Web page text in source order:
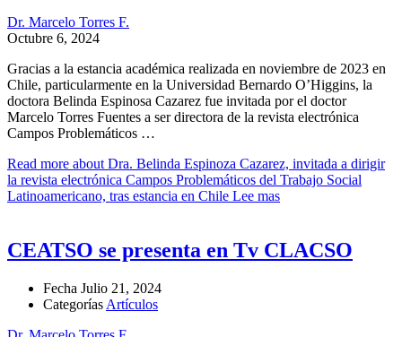
Dr. Marcelo Torres F.
Octubre 6, 2024
Gracias a la estancia académica realizada en noviembre de 2023 en
Chile, particularmente en la Universidad Bernardo O’Higgins, la
doctora Belinda Espinosa Cazarez fue invitada por el doctor
Marcelo Torres Fuentes a ser directora de la revista electrónica
Campos Problemáticos …
Read more about Dra. Belinda Espinoza Cazarez, invitada a dirigir
la revista electrónica Campos Problemáticos del Trabajo Social
Latinoamericano, tras estancia en Chile Lee mas
CEATSO se presenta en Tv CLACSO
Fecha Julio 21, 2024
Categorías Artículos